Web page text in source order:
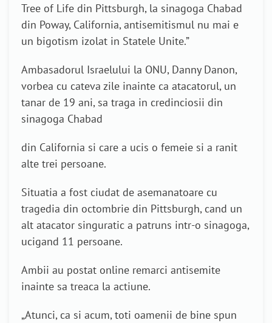
Tree of Life din Pittsburgh, la sinagoga Chabad
din Poway, California, antisemitismul nu mai e
un bigotism izolat in Statele Unite.”
Ambasadorul Israelului la ONU, Danny Danon,
vorbea cu cateva zile inainte ca atacatorul, un
tanar de 19 ani, sa traga in credinciosii din
sinagoga Chabad
din California si care a ucis o femeie si a ranit
alte trei persoane.
Situatia a fost ciudat de asemanatoare cu
tragedia din octombrie din Pittsburgh, cand un
alt atacator singuratic a patruns intr-o sinagoga,
ucigand 11 persoane.
Ambii au postat online remarci antisemite
inainte sa treaca la actiune.
„Atunci, ca si acum, toti oamenii de bine spun